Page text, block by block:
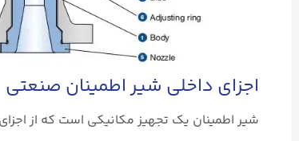
اجزای داخلی شیر اطمینان صنعتی
شیر اطمینان یک تجهیز مکانیکی است که از